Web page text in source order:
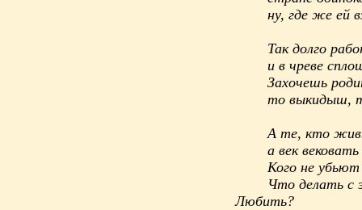
ну, где же ей
Так долго
и в чреве
Захочешь
то выкидыш,
А те, кто
а век
Кого не
Что делать с
Любить?